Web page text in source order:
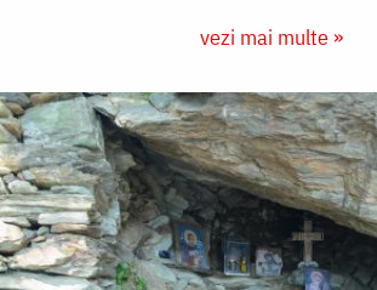
vezi mai multe »